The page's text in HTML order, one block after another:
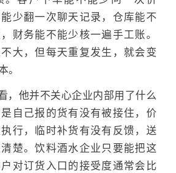
少翻一次聊天记录，仓库能不
财务能不能少核一遍手工账。
大，但每天重复发生，就会变
。
，他并不关心企业内部用了什么
自己报的货有没有被接住，价
行，临时补货有没有反馈，送
楚。饮料酒水企业只要能把这
对订货入口的接受度通常会比